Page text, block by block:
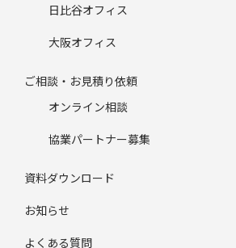
日比谷オフィス
大阪オフィス
ご相談・お見積り依頼
オンライン相談
協業パートナー募集
資料ダウンロード
お知らせ
よくある質問